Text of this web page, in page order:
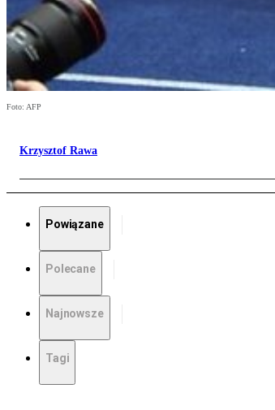
Foto: AFP
Krzysztof Rawa
Powiązane
Polecane
Najnowsze
Tagi